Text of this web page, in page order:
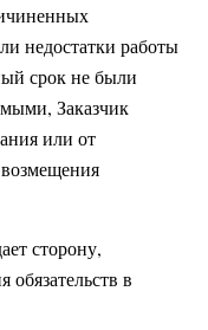
недостатки работы
срок не были
Заказчик
или от
сторону,
в